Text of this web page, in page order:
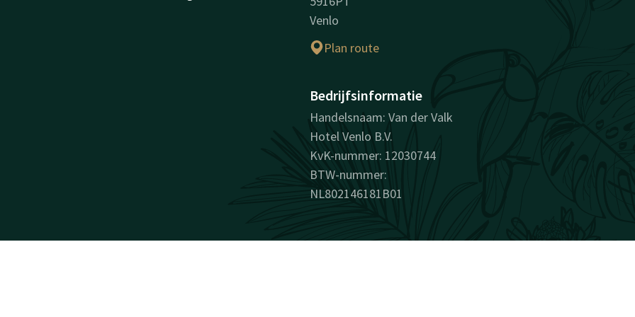
Venlo
Plan route
Bedrijfsinformatie
Handelsnaam: Van der Valk
Hotel Venlo B.V.
KvK-nummer: 12030744
BTW-nummer:
NL802146181B01